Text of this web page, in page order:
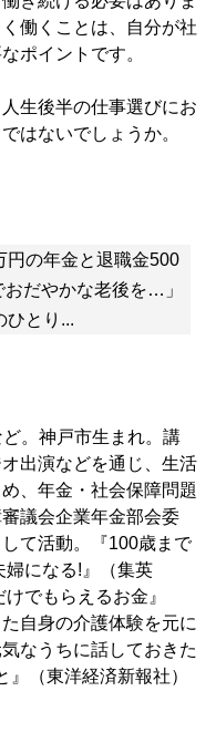
働くことは、自分が社
ポイントです。
生後半の仕事選びにお
はないでしょうか。
円の年金と退職金500
おだやかな老後を…」
ひとり...
。神戸市生まれ。講
出演などを通じ、生活
、年金・社会保障問題
議会企業年金部会委
て活動。『100歳まで
婦になる!』（集英
でもらえるお金』
自身の介護体験を元に
なうちに話しておきた
』（東洋経済新報社）